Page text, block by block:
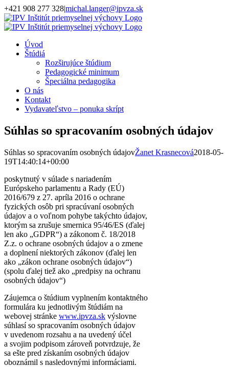
Skip
to
content
+421 908 277 328|michal.langer@ipvza.sk
Úvod
Štúdiá
Rozširujúce štúdium
Pedagogické minimum
Špeciálna pedagogika
O nás
Kontakt
Vydavateľstvo – ponuka skrípt
Súhlas so spracovaním osobných údajov
Súhlas so spracovaním osobných údajovŽanet Krasnecová2018-05-
19T14:40:14+00:00
poskytnutý v súlade s nariadením
Európskeho parlamentu a Rady (EÚ)
2016/679 z 27. apríla 2016 o ochrane
fyzických osôb pri spracúvaní osobných
údajov a o voľnom pohybe takýchto údajov,
ktorým sa zrušuje smernica 95/46/ES (ďalej
len ako „GDPR“) a zákonom č. 18/2018
Z.z. o ochrane osobných údajov a o zmene
a doplnení niektorých zákonov (ďalej len
ako „zákon ochrane osobných údajov“)
(spolu ďalej tiež ako „predpisy na ochranu
osobných údajov“)
Záujemca o štúdium vyplnením kontaktného
formulára ku jednotlivým štúdiám na
webovej stránke www.ipvza.sk výslovne
súhlasí so spracovaním osobných údajov
v uvedenom rozsahu a na uvedený účel
a svojim podpisom zároveň potvrdzuje, že
sa ešte pred získaním osobných údajov
oboznámil s nasledovnými informáciami.